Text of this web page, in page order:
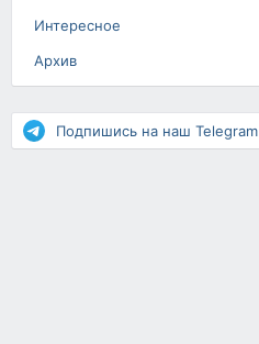
Интересное
Архив
Повышение рейтинга
Подпишись на наш Telegram